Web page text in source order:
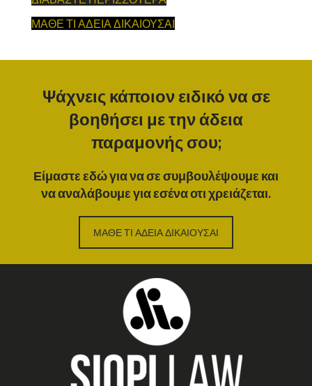
ΜΑΘΕ ΤΙ ΑΔΕΙΑ ΔΙΚΑΙΟΥΣΑΙ
Ψάχνεις κάποιον ειδικό να σε
βοηθήσει με την άδεια
παραμονής σου;
Είμαστε εδώ για να σε συμβουλέψουμε και
να αναλάβουμε για εσένα οτι χρειάζεται.
ΜΑΘΕ ΤΙ ΑΔΕΙΑ ΔΙΚΑΙΟΥΣΑΙ